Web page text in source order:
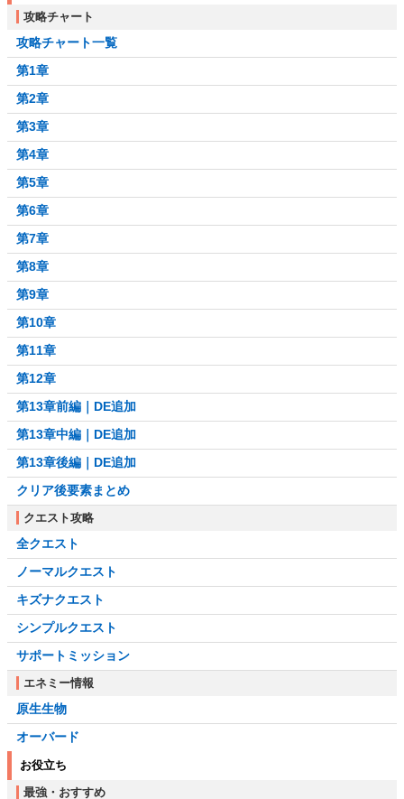
攻略チャート
攻略チャート一覧
第1章
第2章
第3章
第4章
第5章
第6章
第7章
第8章
第9章
第10章
第11章
第12章
第13章前編｜DE追加
第13章中編｜DE追加
第13章後編｜DE追加
クリア後要素まとめ
クエスト攻略
全クエスト
ノーマルクエスト
キズナクエスト
シンプルクエスト
サポートミッション
エネミー情報
原生生物
オーバード
お役立ち
最強・おすすめ